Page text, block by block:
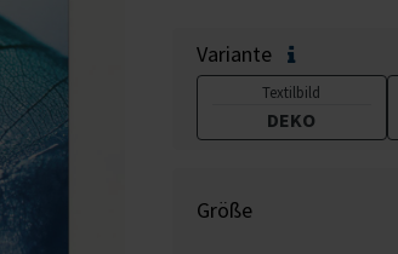
Variante
Textilbild
DEKO
Größe